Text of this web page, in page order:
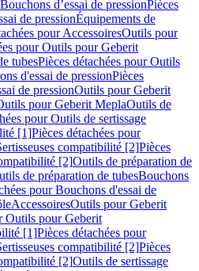
Bouchons d’essai de pressionPièces
de pressionÉquipements de
pour AccessoiresOutils pour
pour Outils pour Geberit
tubesPièces détachées pour Outils
d'essai de pressionPièces
de pressionOutils pour Geberit
pour Geberit MeplaOutils de
pour Outils de sertissage
[1]Pièces détachées pour
compatibilité [2]Pièces
[2]Outils de préparation de
de préparation de tubesBouchons
pour Bouchons d'essai de
AccessoiresOutils pour Geberit
Outils pour Geberit
[1]Pièces détachées pour
compatibilité [2]Pièces
[2]Outils de sertissage